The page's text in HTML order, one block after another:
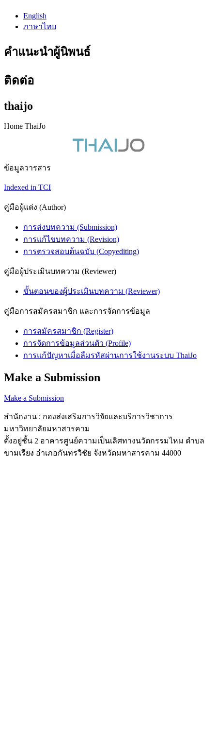
English
ภาษาไทย
คำแนะนำผู้นิพนธ์
ติดต่อ
thaijo
Home ThaiJo
ข้อมูลวารสาร
Indexed in TCI
คู่มือผู้แต่ง (Author)
การส่งบทความ (Submission)
การแก้ไขบทความ (Revision)
การตรวจสอบต้นฉบับ (Copyediting)
คู่มือผู้ประเมินบทความ (Reviewer)
ขั้นตอนของผู้ประเมินบทความ (Reviewer)
คู่มือการสมัครสมาชิก และการจัดการข้อมูล
การสมัครสมาชิก (Register)
การจัดการข้อมูลส่วนตัว (Profile)
การแก้ปัญหาเมื่อลืมรหัสผ่านการใช้งานระบบ ThaiJo
Make a Submission
Make a Submission
สำนักงาน : กองส่งเสริมการวิจัยและบริการวิชาการ
มหาวิทยาลัยมหาสารคาม
ตั้งอยู่ชั้น 2 อาคารศูนย์ความเป็นเลิศทางนวัตกรรมไหม ตำบล
ขามเรียง อำเภอกันทรวิชัย จังหวัดมหาสารคาม 44000